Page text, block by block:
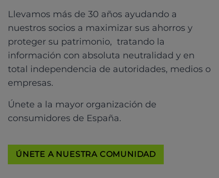
Llevamos más de 30 años ayudando a
nuestros socios a maximizar sus ahorros y
proteger su patrimonio, tratando la
información con absoluta neutralidad y en
total independencia de autoridades, medios o
empresas.
Únete a la mayor organización de
consumidores de España.
ÚNETE A NUESTRA COMUNIDAD